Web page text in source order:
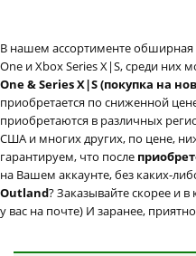
В нашем ассортименте обширная
One и Xbox Series X|S, среди них
One & Series X|S (покупка на
приобретается по сниженной
приобретаются в различных
США и многих других, по цене,
гарантируем, что после
на Вашем аккаунте, без каких-
Outland? Заказывайте скорее и
у вас на почте) И заранее,